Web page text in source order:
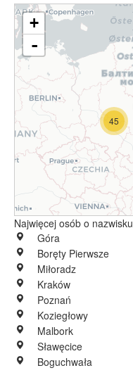
45
+
-
Najwięcej osób o nazwisku
Góra
Boręty Pierwsze
Miłoradz
Kraków
Poznań
Koziegłowy
Malbork
Sławęcice
Boguchwała